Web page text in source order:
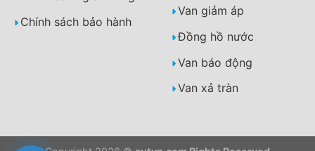
Chính sách bảo hành
Van giảm áp
Đồng hồ nước
Van báo động
Van xả tràn